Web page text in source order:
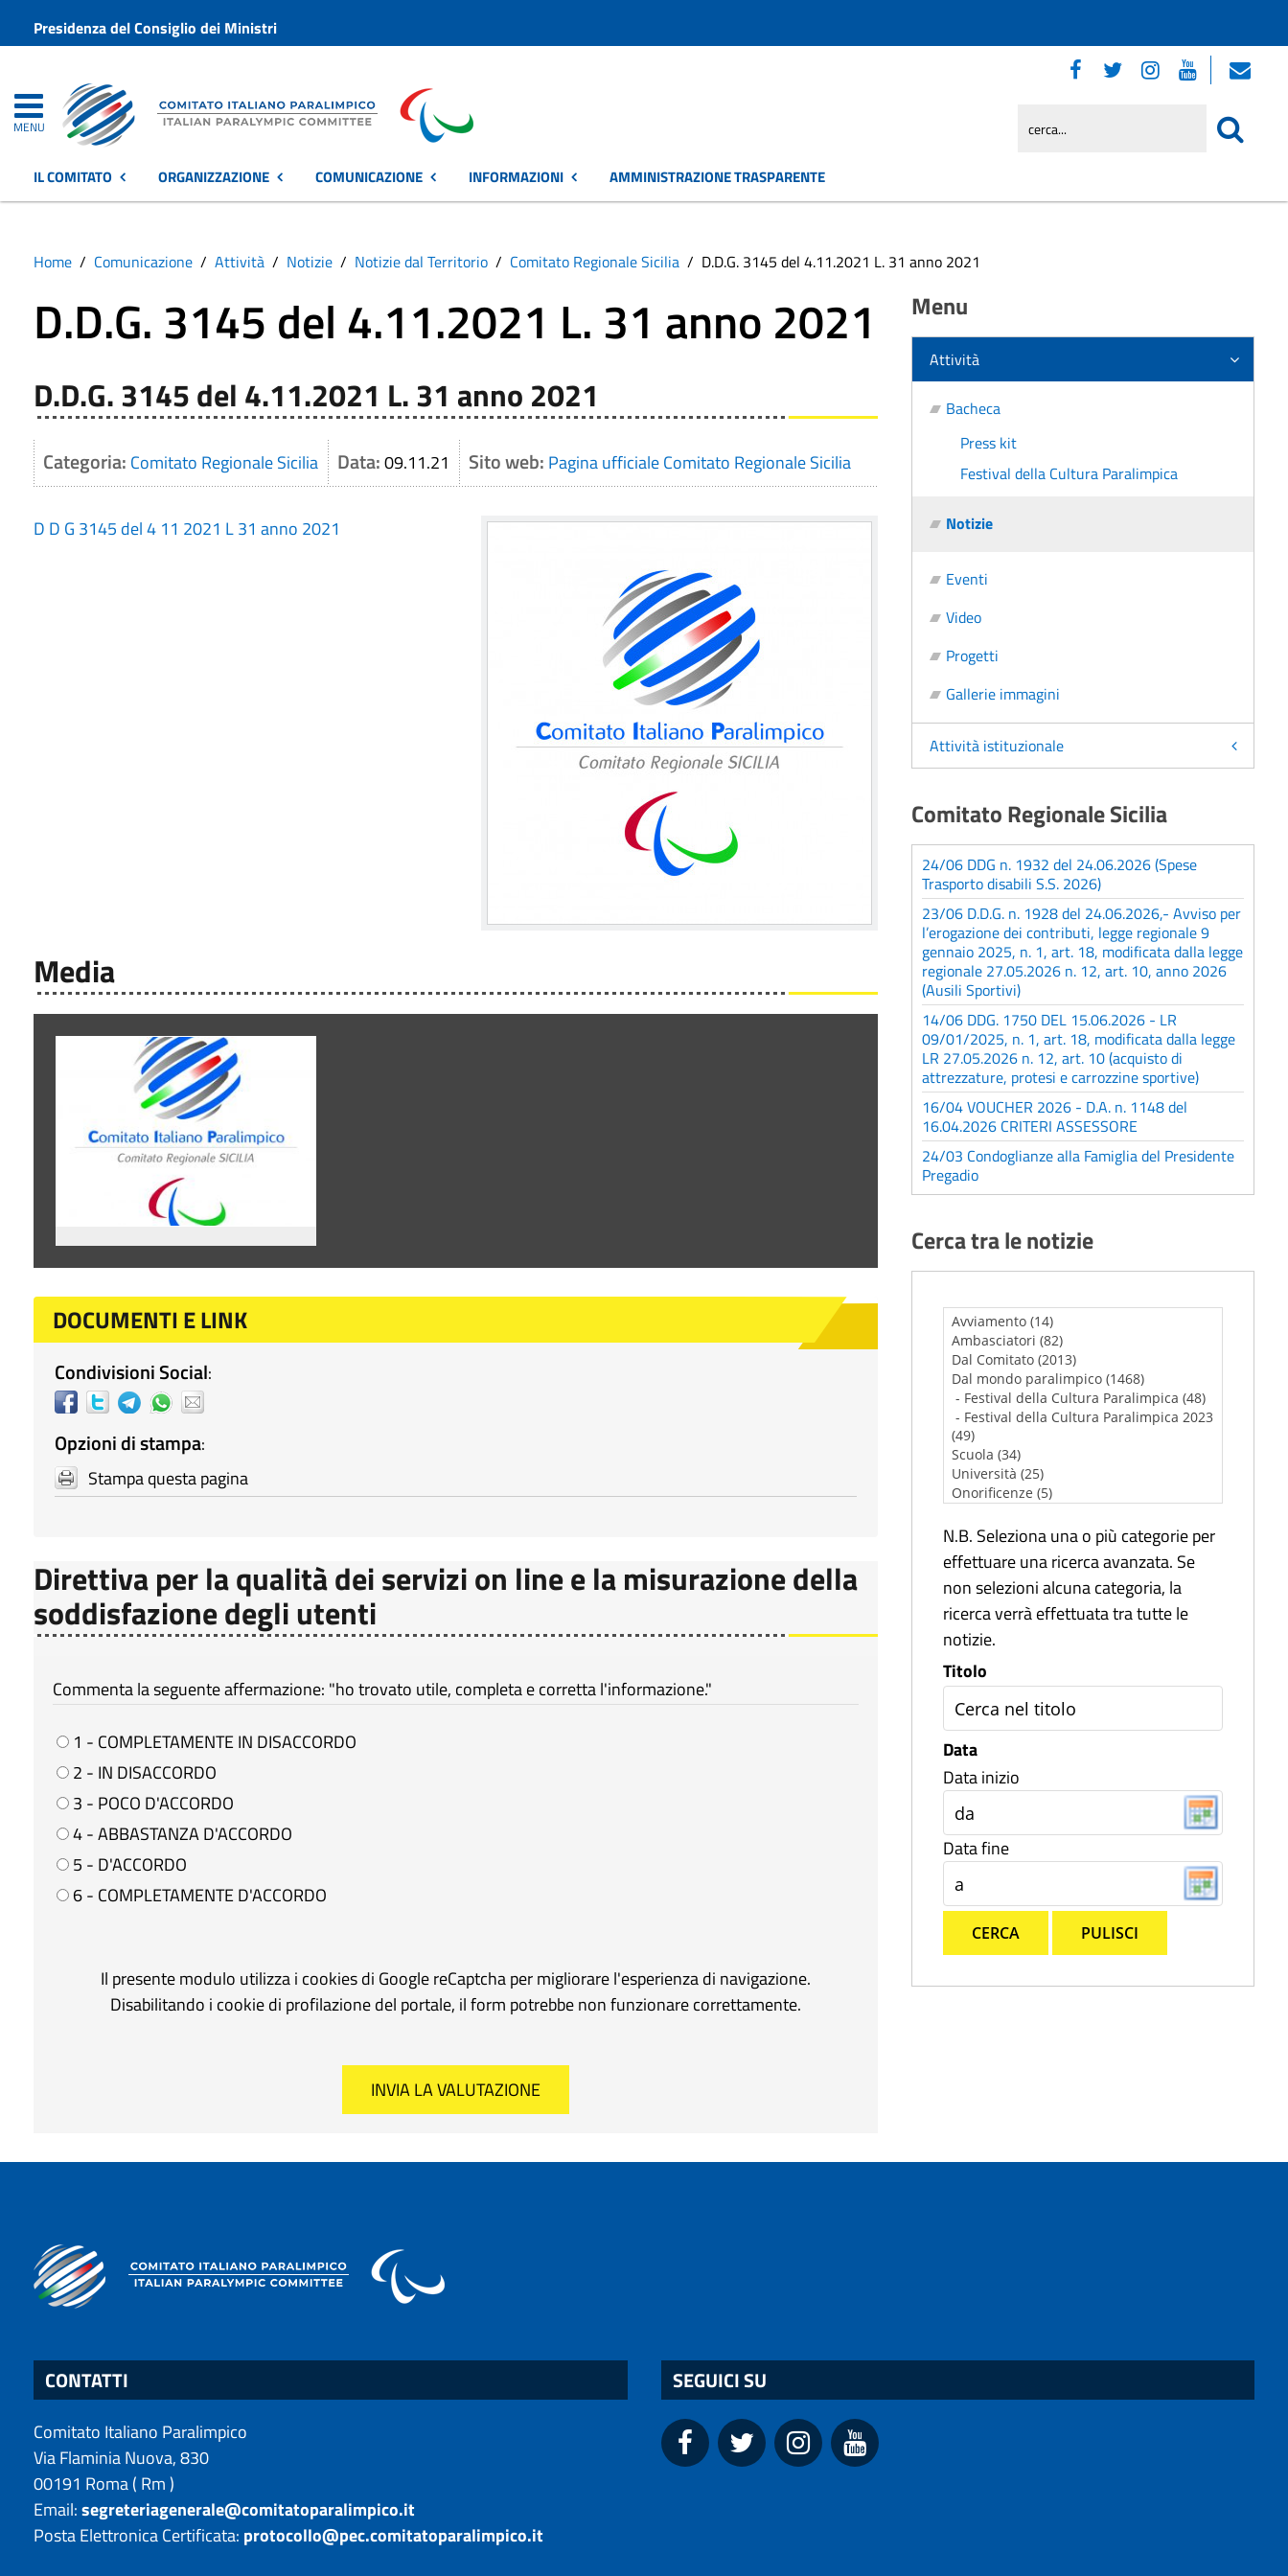
Presidenza del Consiglio dei Ministri
MENU
IL COMITATO ORGANIZZAZIONE COMUNICAZIONE INFORMAZIONI AMMINISTRAZIONE TRASPARENTE
Home Comunicazione Attività Notizie Notizie dal Territorio Comitato Regionale Sicilia D.D.G. 3145 del 4.11.2021 L. 31 anno 2021
D.D.G. 3145 del 4.11.2021 L. 31 anno 2021
D.D.G. 3145 del 4.11.2021 L. 31 anno 2021
Categoria: Comitato Regionale Sicilia Data:09.11.21 Sito web: Pagina ufficiale Comitato Regionale Sicilia
D D G 3145 del 4 11 2021 L 31 anno 2021
Media
DOCUMENTI E LINK
Condivisioni Social:
Opzioni di stampa:
Stampa questa pagina
Direttiva per la qualità dei servizi on line e la misurazione della
soddisfazione degli utenti
Commenta la seguente affermazione: "ho trovato utile, completa e corretta l'informazione."
1 - COMPLETAMENTE IN DISACCORDO
2 - IN DISACCORDO
3 - POCO D'ACCORDO
4 - ABBASTANZA D'ACCORDO
5 - D'ACCORDO
6 - COMPLETAMENTE D'ACCORDO
Il presente modulo utilizza i cookies di Google reCaptcha per migliorare l'esperienza di navigazione.
Disabilitando i cookie di profilazione del portale, il form potrebbe non funzionare correttamente.
Menu
Attività
Bacheca
Press kit
Festival della Cultura Paralimpica
Notizie
Eventi
Video
Progetti
Gallerie immagini
Attività istituzionale
Comitato Regionale Sicilia
24/06 DDG n. 1932 del 24.06.2026 (Spese
Trasporto disabili S.S. 2026)
23/06 D.D.G. n. 1928 del 24.06.2026,- Avviso per
l’erogazione dei contributi, legge regionale 9
gennaio 2025, n. 1, art. 18, modificata dalla legge
regionale 27.05.2026 n. 12, art. 10, anno 2026
(Ausili Sportivi)
14/06 DDG. 1750 DEL 15.06.2026 - LR
09/01/2025, n. 1, art. 18, modificata dalla legge
LR 27.05.2026 n. 12, art. 10 (acquisto di
attrezzature, protesi e carrozzine sportive)
16/04 VOUCHER 2026 - D.A. n. 1148 del
16.04.2026 CRITERI ASSESSORE
24/03 Condoglianze alla Famiglia del Presidente
Pregadio
Cerca tra le notizie
N.B. Seleziona una o più categorie per
effettuare una ricerca avanzata. Se
non selezioni alcuna categoria, la
ricerca verrà effettuata tra tutte le
notizie.
Titolo
Data
Data inizio
Data fine
CERCA PULISCI
CONTATTI
Comitato Italiano Paralimpico
Via Flaminia Nuova, 830
00191 Roma( Rm)
Email:segreteriagenerale@comitatoparalimpico.it
Posta Elettronica Certificata: protocollo@pec.comitatoparalimpico.it
SEGUICI SU